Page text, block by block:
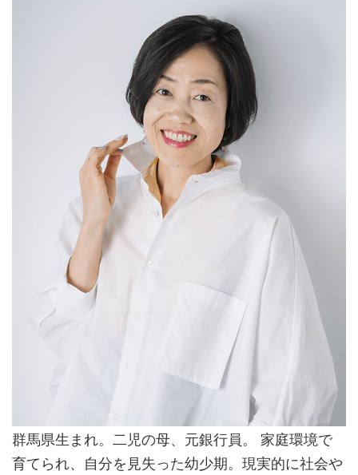
群馬県生まれ。二児の母、元銀行員。 家庭環境で
育てられ、自分を見失った幼少期。現実的に社会や